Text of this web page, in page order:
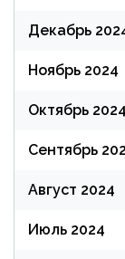
Декабрь
Ноябрь 2024
Октябрь 2024
Сентябрь
Август 2024
Июль 2024